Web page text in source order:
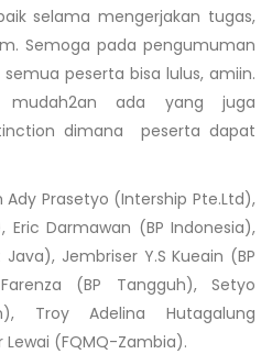
selama mengerjakan tugas,
Semoga pada pengumuman
peserta bisa lulus, amiin.
ada yang juga
dimana peserta dapat
Prasetyo (Intership Pte.Ltd),
Eric Darmawan (BP Indonesia),
Jembriser Y.S Kueain (BP
(BP Tangguh), Setyo
Troy Adelina Hutagalung
(FQMQ-Zambia).